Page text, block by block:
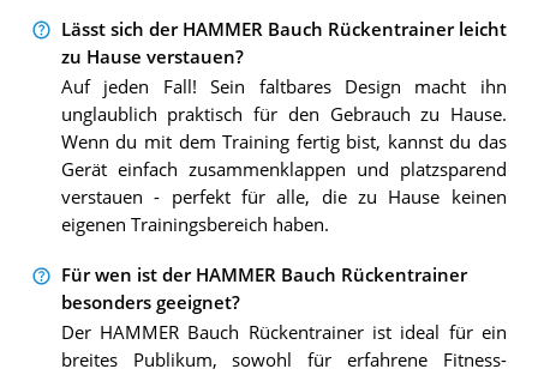
Lässt sich der HAMMER Bauch Rückentrainer leicht
zu Hause verstauen?
Auf jeden Fall! Sein faltbares Design macht ihn
unglaublich praktisch für den Gebrauch zu Hause.
Wenn du mit dem Training fertig bist, kannst du das
Gerät einfach zusammenklappen und platzsparend
verstauen - perfekt für alle, die zu Hause keinen
eigenen Trainingsbereich haben.
Für wen ist der HAMMER Bauch Rückentrainer
besonders geeignet?
Der HAMMER Bauch Rückentrainer ist ideal für ein
breites Publikum, sowohl für erfahrene Fitness-